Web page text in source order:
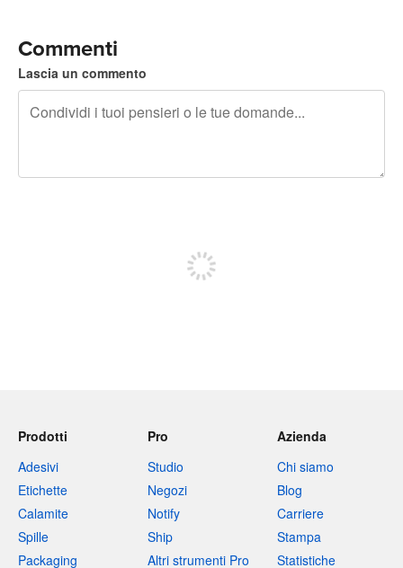
Commenti
Lascia un commento
Prodotti
Adesivi
Etichette
Calamite
Spille
Packaging
Pro
Studio
Negozi
Notify
Ship
Altri strumenti Pro
Azienda
Chi siamo
Blog
Carriere
Stampa
Statistiche